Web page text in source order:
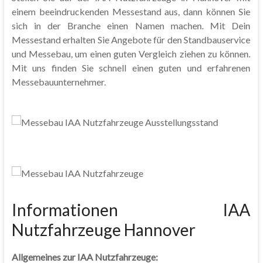
einem beeindruckenden Messestand aus, dann können Sie
sich in der Branche einen Namen machen. Mit Dein
Messestand erhalten Sie Angebote für den Standbauservice
und Messebau, um einen guten Vergleich ziehen zu können.
Mit uns finden Sie schnell einen guten und erfahrenen
Messebauunternehmer.
Informationen IAA
Nutzfahrzeuge Hannover
Allgemeines zur IAA Nutzfahrzeuge: